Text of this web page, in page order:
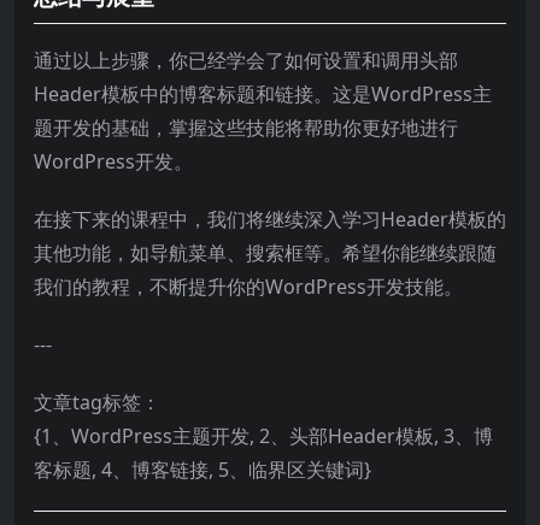
通过以上步骤，你已经学会了如何设置和调用头部
Header模板中的博客标题和链接。这是WordPress主
题开发的基础，掌握这些技能将帮助你更好地进行
WordPress开发。
在接下来的课程中，我们将继续深入学习Header模板的
其他功能，如导航菜单、搜索框等。希望你能继续跟随
我们的教程，不断提升你的WordPress开发技能。
---
文章tag标签：
{1、WordPress主题开发, 2、头部Header模板, 3、博
客标题, 4、博客链接, 5、临界区关键词}